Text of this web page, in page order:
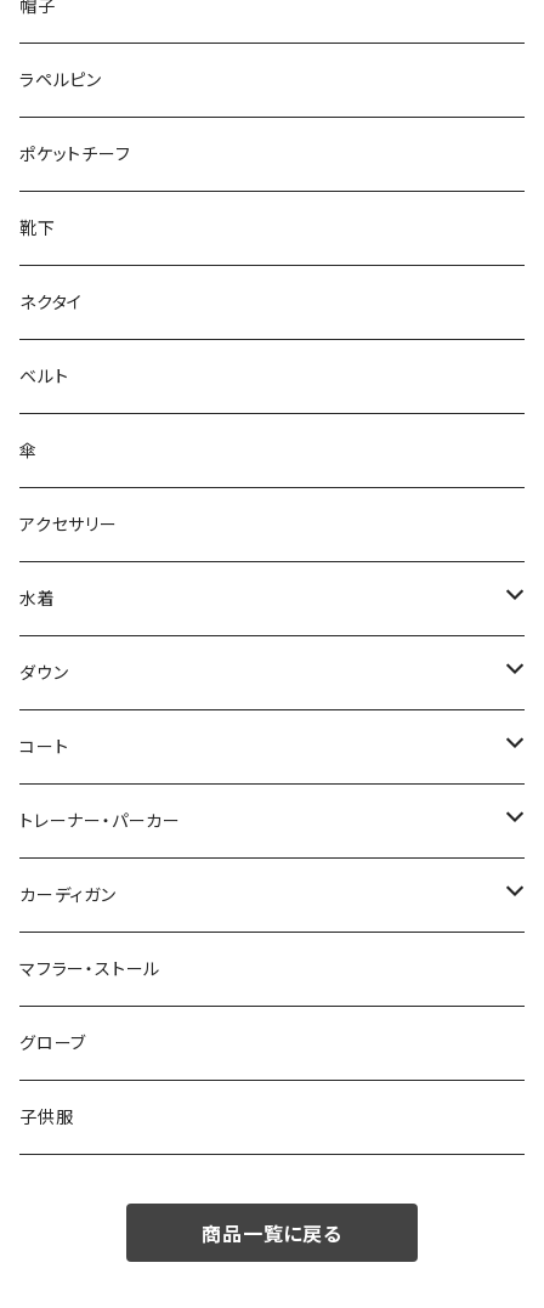
50/XL～
48/L
50/XL～
26cm～
27cm～
28cm～
帽子
ラペルピン
ポケットチーフ
靴下
ネクタイ
ベルト
傘
アクセサリー
水着
～44/S
46/M
48/L
50/XL～
ダウン
～44/S
46/M
48/L
50/XL～
コート
～44/S
46/M
48/L
50/XL～
トレーナー・パーカー
～44/S
46/M
48/L
50/XL～
カーディガン
～44/S
46/M
48/L
マフラー・ストール
グローブ
子供服
商品一覧に戻る